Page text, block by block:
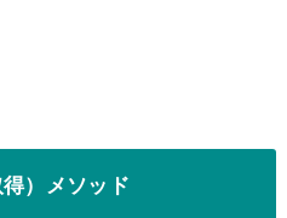
）メソッド